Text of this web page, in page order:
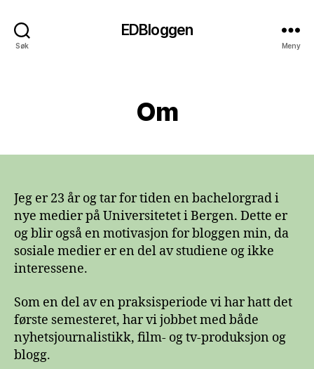
Søk
EDBloggen
Meny
Om
Jeg er 23 år og tar for tiden en bachelorgrad i
nye medier på Universitetet i Bergen. Dette er
og blir også en motivasjon for bloggen min, da
sosiale medier er en del av studiene og ikke
interessene.
Som en del av en praksisperiode vi har hatt det
første semesteret, har vi jobbet med både
nyhetsjournalistikk, film- og tv-produksjon og
blogg.